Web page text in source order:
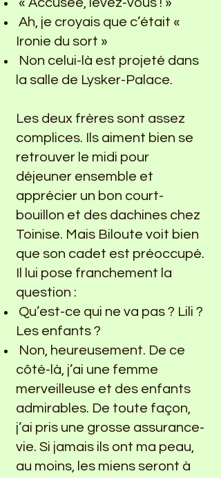
« Accusée, levez-vous ! »
Ah, je croyais que c’était «
Ironie du sort »
Non celui-là est projeté dans
la salle de Lysker-Palace.
Les deux frères sont assez
complices. Ils aiment bien se
retrouver le midi pour
déjeuner ensemble et
apprécier un bon court-
bouillon et des dachines chez
Toinise. Mais Biloute voit bien
que son cadet est préoccupé.
Il lui pose franchement la
question :
Qu’est-ce qui ne va pas ? Lili ?
Les enfants ?
Non, heureusement. De ce
côté-là, j’ai une femme
merveilleuse et des enfants
admirables. De toute façon,
j’ai pris une grosse assurance-
vie. Si jamais ils ont ma peau,
au moins, les miens seront à